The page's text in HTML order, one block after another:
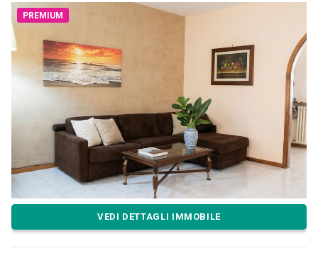
PREMIUM
VEDI DETTAGLI IMMOBILE